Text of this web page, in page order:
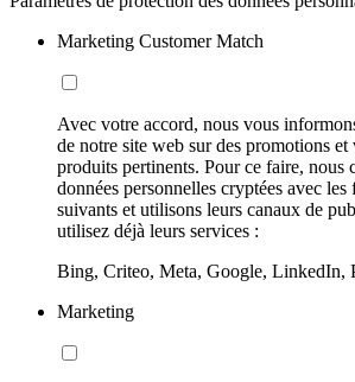
Marketing Customer Match
Avec votre accord, nous vous
de notre site web sur des promotions
produits pertinents. Pour ce faire, nous
données personnelles cryptées avec les
suivants et utilisons leurs canaux de
utilisez déjà leurs services :
Bing, Criteo, Meta, Google, LinkedIn,
Marketing